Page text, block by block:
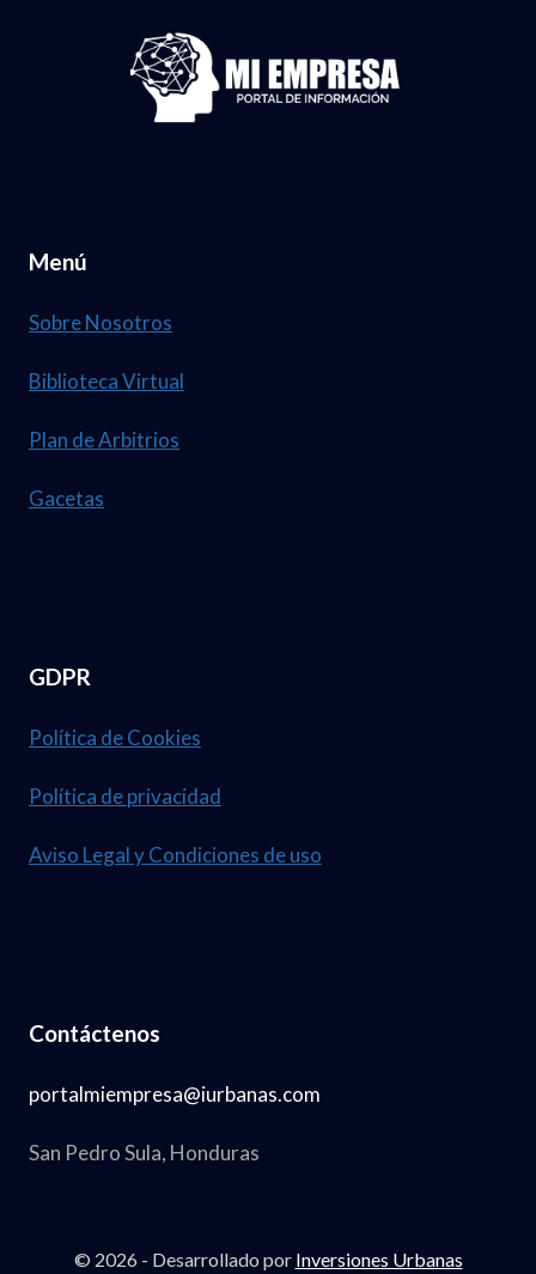
Menú
Sobre Nosotros
Biblioteca Virtual
Plan de Arbitrios
Gacetas
GDPR
Política de Cookies
Política de privacidad
Aviso Legal y Condiciones de uso
Contáctenos
portalmiempresa@iurbanas.com
San Pedro Sula, Honduras
© 2026 - Desarrollado por Inversiones Urbanas